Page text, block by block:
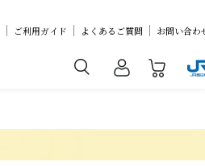
ご利用ガイド よくあるご質問 お問い合わ